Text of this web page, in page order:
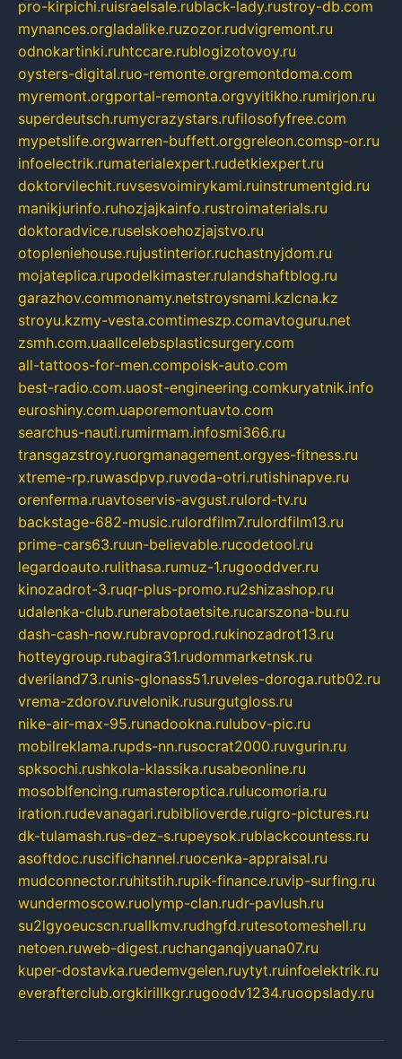
pro-kirpichi.ruisraelsale.rublack-lady.rustroy-db.com
mynances.orgladalike.ruzozor.rudvigremont.ru
odnokartinki.ruhtccare.rublogizotovoy.ru
oysters-digital.ruo-remonte.orgremontdoma.com
myremont.orgportal-remonta.orgvyitikho.rumirjon.ru
superdeutsch.rumycrazystars.rufilosofyfree.com
mypetslife.orgwarren-buffett.orggreleon.comsp-or.ru
infoelectrik.rumaterialexpert.rudetkiexpert.ru
doktorvilechit.ruvsesvoimirykami.ruinstrumentgid.ru
manikjurinfo.ruhozjajkainfo.rustroimaterials.ru
doktoradvice.ruselskoehozjajstvo.ru
otopleniehouse.rujustinterior.ruchastnyjdom.ru
mojateplica.rupodelkimaster.rulandshaftblog.ru
garazhov.commonamy.netstroysnami.kzlcna.kz
stroyu.kzmy-vesta.comtimeszp.comavtoguru.net
zsmh.com.uaallcelebsplasticsurgery.com
all-tattoos-for-men.compoisk-auto.com
best-radio.com.uaost-engineering.comkuryatnik.info
euroshiny.com.uaporemontuavto.com
searchus-nauti.rumirmam.infosmi366.ru
transgazstroy.ruorgmanagement.orgyes-fitness.ru
xtreme-rp.ruwasdpvp.ruvoda-otri.rutishinapve.ru
orenferma.ruavtoservis-avgust.rulord-tv.ru
backstage-682-music.rulordfilm7.rulordfilm13.ru
prime-cars63.ruun-believable.rucodetool.ru
legardoauto.rulithasa.rumuz-1.rugooddver.ru
kinozadrot-3.ruqr-plus-promo.ru2shizashop.ru
udalenka-club.runerabotaetsite.rucarszona-bu.ru
dash-cash-now.rubravoprod.rukinozadrot13.ru
hotteygroup.rubagira31.rudommarketnsk.ru
dveriland73.runis-glonass51.ruveles-doroga.rutb02.ru
vrema-zdorov.ruvelonik.rusurgutgloss.ru
nike-air-max-95.runadookna.rulubov-pic.ru
mobilreklama.rupds-nn.rusocrat2000.ruvgurin.ru
spksochi.rushkola-klassika.rusabeonline.ru
mosoblfencing.rumasteroptica.rulucomoria.ru
iration.rudevanagari.rubiblioverde.ruigro-pictures.ru
dk-tulamash.rus-dez-s.rupeysok.rublackcountess.ru
asoftdoc.ruscifichannel.ruocenka-appraisal.ru
mudconnector.ruhitstih.rupik-finance.ruvip-surfing.ru
wundermoscow.ruolymp-clan.rudr-pavlush.ru
su2lgyoeucscn.ruallkmv.rudhgfd.rutesotomeshell.ru
netoen.ruweb-digest.ruchanganqiyuana07.ru
kuper-dostavka.ruedemvgelen.ruytyt.ruinfoelektrik.ru
everafterclub.orgkirillkgr.rugoodv1234.ruoopslady.ru